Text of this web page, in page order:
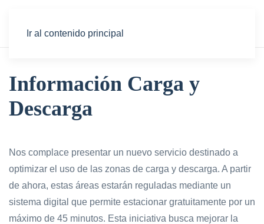
Ir al contenido principal
Información Carga y
Descarga
Nos complace presentar un nuevo servicio destinado a
optimizar el uso de las zonas de carga y descarga. A partir
de ahora, estas áreas estarán reguladas mediante un
sistema digital que permite estacionar gratuitamente por un
máximo de 45 minutos. Esta iniciativa busca mejorar la